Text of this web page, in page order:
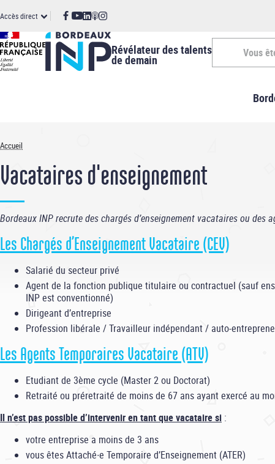
au
contenu
principal
Accès direct
Révélateur des talents
de demain Vous
Fil
d'Ariane
Accueil
Vacataires d'enseignement
Bordeaux INP recrute des chargés d’enseignement vacataires ou
Les Chargés d’Enseignement Vacataire (CEV)
Salarié du secteur privé
Agent de la fonction publique titulaire ou contractuel (sauf
INP est conventionné)
Dirigeant d’entreprise
Profession libérale / Travailleur indépendant / auto-
Les Agents Temporaires Vacataire (ATV)
Etudiant de 3ème cycle (Master 2 ou Doctorat)
Retraité ou préretraité de moins de 67 ans ayant exercé au
Il n’est pas possible d’intervenir en tant que vacataire si :
votre entreprise a moins de 3 ans
vous êtes Attaché∙e Temporaire d’Enseignement (ATER)